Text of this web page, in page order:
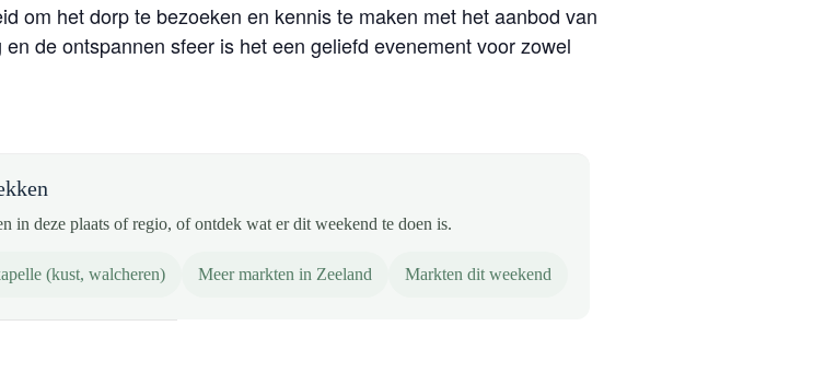
om het dorp te bezoeken en kennis te maken met het aanbod van
de ontspannen sfeer is het een geliefd evenement voor zowel
in deze plaats of regio, of ontdek wat er dit weekend te doen is.
(kust, walcheren) Meer markten in Zeeland Markten dit weekend